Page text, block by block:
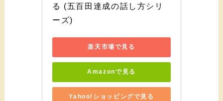
る (五百田達成の話し方シリ
ーズ)
楽天市場で見る
Amazonで見る
Yahoo!ショッピングで見る